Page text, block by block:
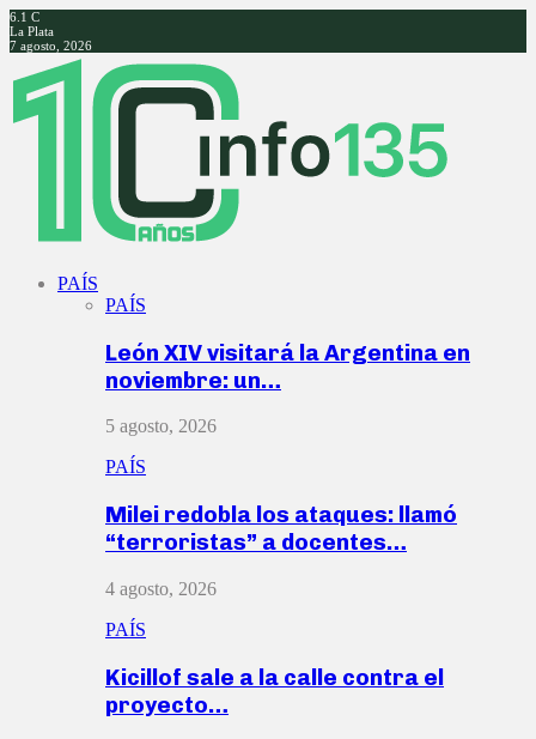
6.1 C
La Plata
7 agosto, 2026
Facebook
Twitter
Instagram
Youtube
PAÍS
PAÍS
León XIV visitará la Argentina en
noviembre: un…
5 agosto, 2026
PAÍS
Milei redobla los ataques: llamó
“terroristas” a docentes…
4 agosto, 2026
PAÍS
Kicillof sale a la calle contra el
proyecto…